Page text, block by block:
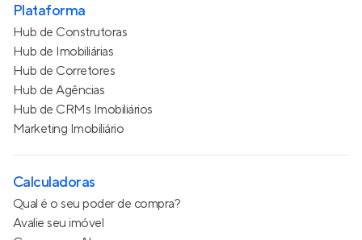
Plataforma
Hub de Construtoras
Hub de Imobiliárias
Hub de Corretores
Hub de Agências
Hub de CRMs Imobiliários
Marketing Imobiliário
Calculadoras
Qual é o seu poder de compra?
Avalie seu imóvel